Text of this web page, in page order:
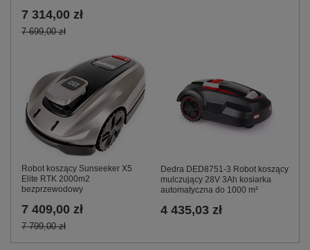
7 314,00 zł
7 699,00 zł
Robot koszący Sunseeker X5
Elite RTK 2000m2
bezprzewodowy
7 409,00 zł
7 799,00 zł
Dedra DED8751-3 Robot koszący
mulczujący 28V 3Ah kosiarka
automatyczna do 1000 m²
4 435,03 zł